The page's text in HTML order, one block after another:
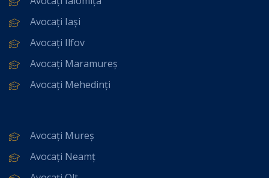
Avocați Iași
Avocați Ilfov
Avocați Maramureș
Avocați Mehedinți
Avocați Mureș
Avocați Neamț